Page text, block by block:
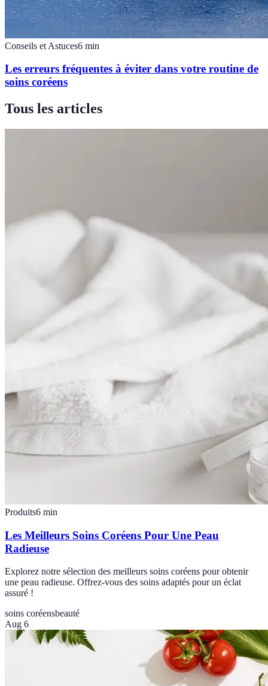
Conseils et Astuces6 min
Les erreurs fréquentes à éviter dans votre routine de
soins coréens
Tous les articles
Produits6 min
Les Meilleurs Soins Coréens Pour Une Peau
Radieuse
Explorez notre sélection des meilleurs soins coréens pour obtenir
une peau radieuse. Offrez-vous des soins adaptés pour un éclat
assuré !
soins coréensbeauté
Aug 6